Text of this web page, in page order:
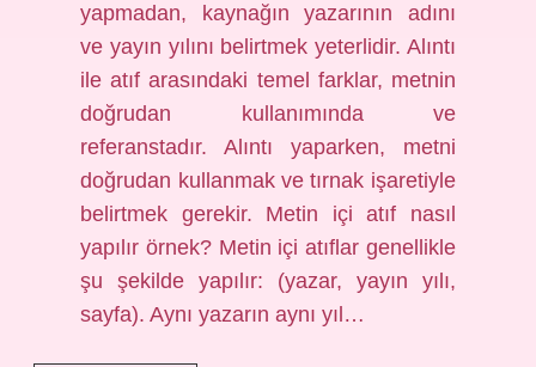
yapmadan, kaynağın yazarının adını
ve yayın yılını belirtmek yeterlidir. Alıntı
ile atıf arasındaki temel farklar, metnin
doğrudan kullanımında ve
referanstadır. Alıntı yaparken, metni
doğrudan kullanmak ve tırnak işaretiyle
belirtmek gerekir. Metin içi atıf nasıl
yapılır örnek? Metin içi atıflar genellikle
şu şekilde yapılır: (yazar, yayın yılı,
sayfa). Aynı yazarın aynı yıl…